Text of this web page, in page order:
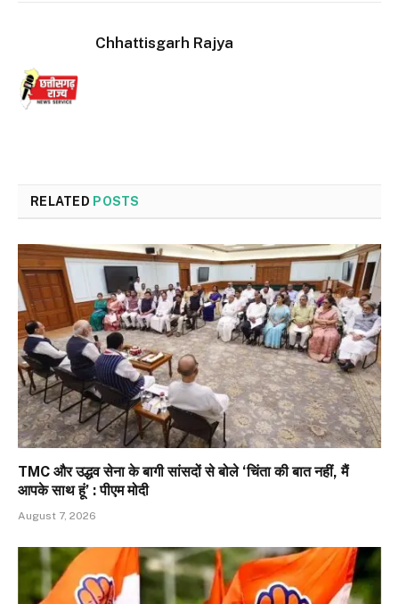
Chhattisgarh Rajya
RELATED POSTS
TMC और उद्धव सेना के बागी सांसदों से बोले ‘चिंता की बात नहीं, मैं
आपके साथ हूं’ : पीएम मोदी
August 7, 2026